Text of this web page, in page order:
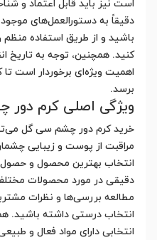
است نیز باید قابل اعتماد و
دقیقاً به دستورالعمل‌های
باشید و از طریق استفاده
کنید. همچنین، توجه به تاریخ
اهمیت ویژه‌ای برخوردار است
برسد.
ویژگی اصلی کرم
خرید کرم دور چشم سی گل
مراقبت از پوست و زیبایی
انتخاب بهترین محصول و حصول
دقیقی در مورد محصولات
مطالعه بررسی‌ها و نظرات
انتخاب درستی داشته
انتخابی دارای مواد فعال و